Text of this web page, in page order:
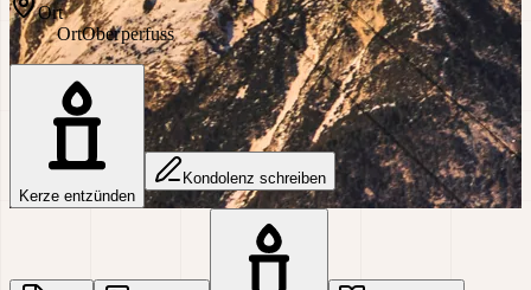
Ort
OrtOberperfuss
Kerze entzünden
Kondolenz schreiben